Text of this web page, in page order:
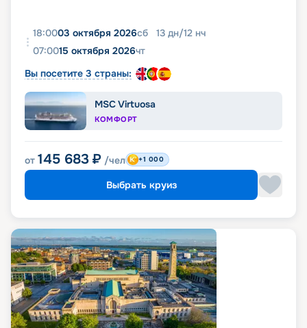
18:0003 октября 2026сб 13 дн/12 нч
07:0015 октября 2026чт
Вы посетите 3 страны:
MSC Virtuosa
КОМФОРТ
от 145 683 ₽ /чел +1 000
Выбрать круиз